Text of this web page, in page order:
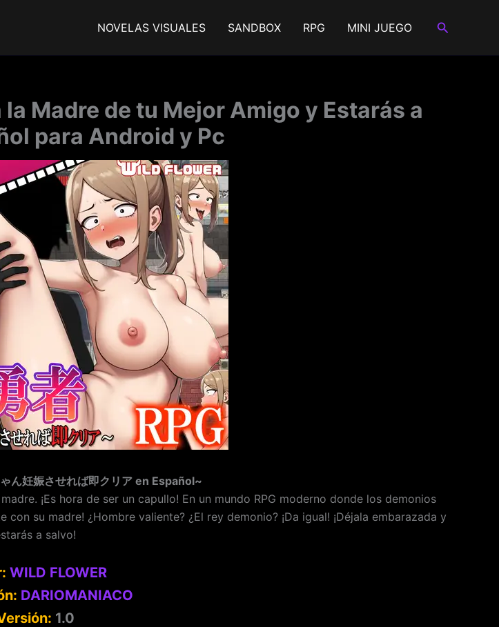
NOVELAS VISUALES SANDBOX RPG MINI JUEGO Buscar
Madre de tu Mejor Amigo y Estarás a
para Android y Pc
ん妊娠させれば即クリア en Español~
¡Es hora de ser un capullo! En un mundo RPG moderno donde los demonios
su madre! ¿Hombre valiente? ¿El rey demonio? ¡Da igual! ¡Déjala embarazada y
a salvo!
WILD FLOWER
DARIOMANIACO
1.0